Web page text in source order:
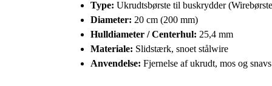
Type: Ukrudtsbørste til buskrydder
Diameter: 20 cm (200 mm)
Hulldiameter / Centerhul: 25,4 mm
Materiale: Slidstærk, snoet stålwire
Anvendelse: Fjernelse af ukrudt, mos og